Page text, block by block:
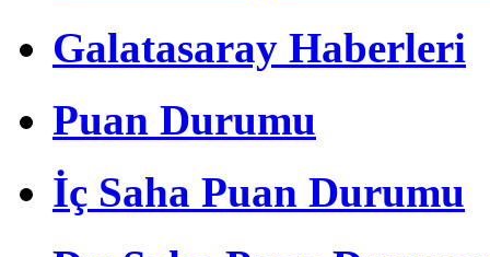
Galatasaray Haberleri
Puan Durumu
İç Saha Puan Durumu